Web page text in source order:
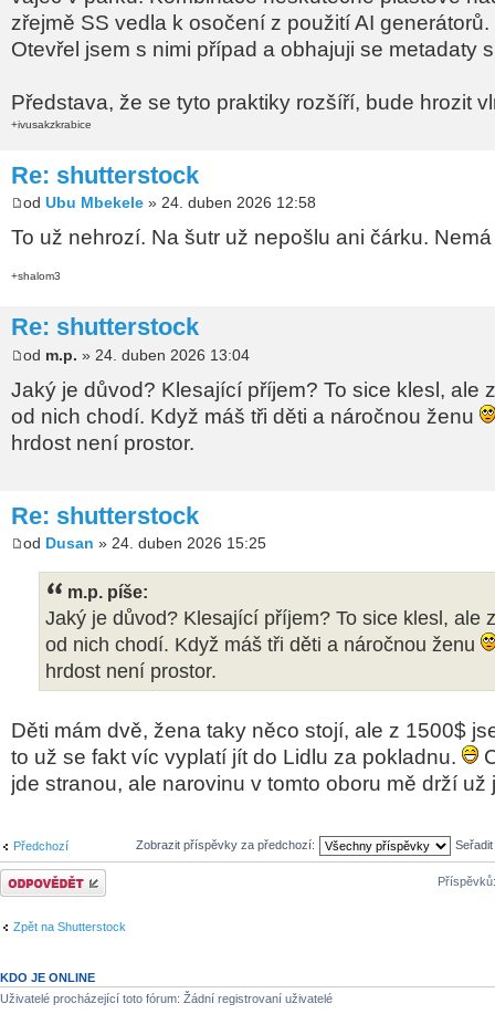
zřejmě SS vedla k osočení z použití AI generátorů.
Otevřel jsem s nimi případ a obhajuji se metadaty
Představa, že se tyto praktiky rozšíří, bude hrozit
+ivusakzkrabice
Re: shutterstock
od Ubu Mbekele » 24. duben 2026 12:58
To už nehrozí. Na šutr už nepošlu ani čárku.
+shalom3
Re: shutterstock
od m.p. » 24. duben 2026 13:04
Jaký je důvod? Klesající příjem? To sice klesl, ale
od nich chodí. Když máš tři děti a náročnou ženu
hrdost není prostor.
Re: shutterstock
od Dusan » 24. duben 2026 15:25
m.p. píše:
Jaký je důvod? Klesající příjem? To sice klesl, ale
od nich chodí. Když máš tři děti a náročnou ženu
hrdost není prostor.
Děti mám dvě, žena taky něco stojí, ale z 1500$
to už se fakt víc vyplatí jít do Lidlu za pokladnu.
jde stranou, ale narovinu v tomto oboru mě drží už
Předchozí Zobrazit příspěvky za předchozí:
Odeslat odpověď
Zpět na Shutterstock
KDO JE ONLINE
Uživatelé procházející toto fórum: Žádní registrovaní uživatelé